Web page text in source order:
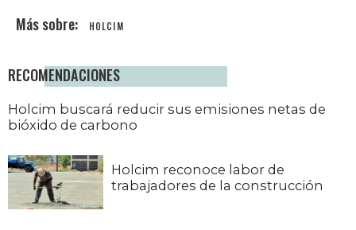
HOLCIM
RECOMENDACIONES
Holcim buscará reducir sus emisiones netas de
bióxido de carbono
Holcim reconoce labor de
trabajadores de la construcción